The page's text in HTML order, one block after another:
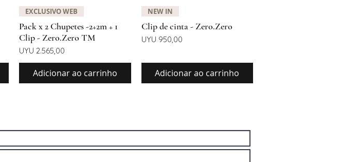
Visualização rápida
EXCLUSIVO WEB
Pack x 2 Chupetes -2+2m + 1
Clip - Zero.Zero TM
Preço
UYU 2.565,00
Adicionar ao carrinho
Visualização rápida
NEW IN
Clip de cinta - Zero.Zero
Preço
UYU 950,00
Adicionar ao carrinho